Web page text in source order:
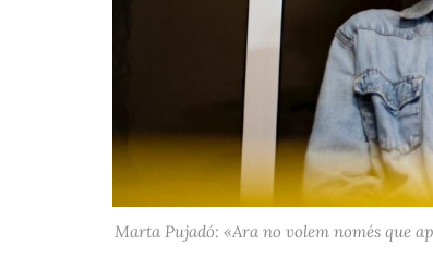
Marta Pujadó: «Ara no volem només que